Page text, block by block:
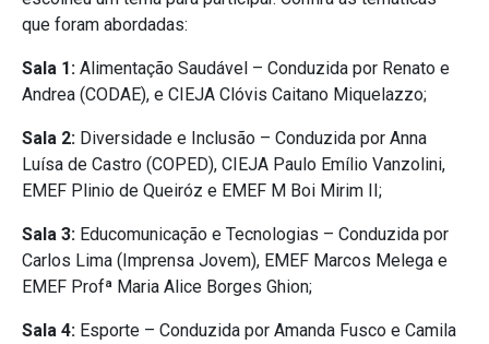
que foram abordadas:
Sala 1: Alimentação Saudável – Conduzida por Renato e
Andrea (CODAE), e CIEJA Clóvis Caitano Miquelazzo;
Sala 2: Diversidade e Inclusão – Conduzida por Anna
Luísa de Castro (COPED), CIEJA Paulo Emílio Vanzolini,
EMEF Plinio de Queiróz e EMEF M Boi Mirim II;
Sala 3: Educomunicação e Tecnologias – Conduzida por
Carlos Lima (Imprensa Jovem), EMEF Marcos Melega e
EMEF Profª Maria Alice Borges Ghion;
Sala 4: Esporte – Conduzida por Amanda Fusco e Camila